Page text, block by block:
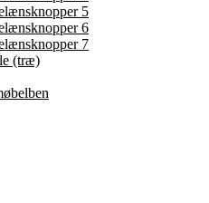
5
6
7
(træ)